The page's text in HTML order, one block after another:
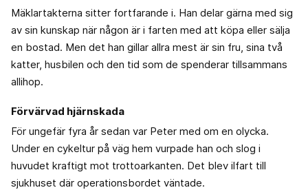
Mäklartakterna sitter fortfarande i. Han delar gärna med sig
av sin kunskap när någon är i farten med att köpa eller sälja
en bostad. Men det han gillar allra mest är sin fru, sina två
katter, husbilen och den tid som de spenderar tillsammans
allihop.
Förvärvad hjärnskada
För ungefär fyra år sedan var Peter med om en olycka.
Under en cykeltur på väg hem vurpade han och slog i
huvudet kraftigt mot trottoarkanten. Det blev ilfart till
sjukhuset där operationsbordet väntade.